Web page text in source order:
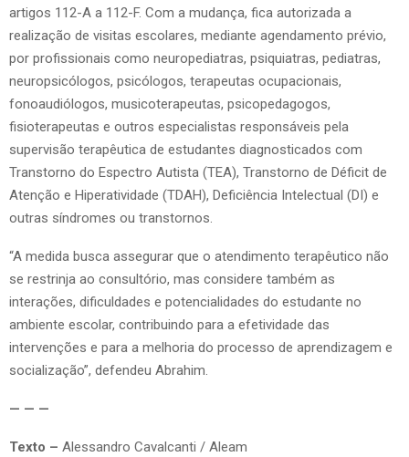
artigos 112-A a 112-F. Com a mudança, fica autorizada a
realização de visitas escolares, mediante agendamento prévio,
por profissionais como neuropediatras, psiquiatras, pediatras,
neuropsicólogos, psicólogos, terapeutas ocupacionais,
fonoaudiólogos, musicoterapeutas, psicopedagogos,
fisioterapeutas e outros especialistas responsáveis pela
supervisão terapêutica de estudantes diagnosticados com
Transtorno do Espectro Autista (TEA), Transtorno de Déficit de
Atenção e Hiperatividade (TDAH), Deficiência Intelectual (DI) e
outras síndromes ou transtornos.
“A medida busca assegurar que o atendimento terapêutico não
se restrinja ao consultório, mas considere também as
interações, dificuldades e potencialidades do estudante no
ambiente escolar, contribuindo para a efetividade das
intervenções e para a melhoria do processo de aprendizagem e
socialização”, defendeu Abrahim.
— — —
Texto – Alessandro Cavalcanti / Aleam